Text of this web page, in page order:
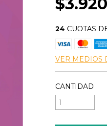
24 CUOTAS
VER MEDIOS
CANTIDAD